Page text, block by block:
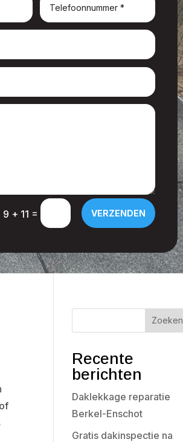
9 + 11 = VERZENDEN
Zoeken
Recente
berichten
Daklekkage reparatie
Berkel-Enschot
Gratis dakinspectie na